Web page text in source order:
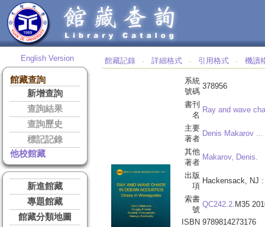
English Version
館藏查詢
新增查詢
查詢結果
查詢歷史
標記記錄
他校館藏
新進館藏
專題館藏
館藏分類地圖
館藏記錄 ‧ 詳細格式 ‧ 引用格式 ‧ 機讀
系統
號碼
378956
書刊
名
Ray and wave
主要
著者
Denis Makarov
其他
著者
Makarov, Denis.
出版
項
Hackensack, NJ
索書
號
QC242.2.M35
ISBN 9789814273176